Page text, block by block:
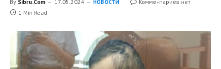
By Sibru.Com 17.05.2024 НОВОСТИ
Комментариев нет
1 Min Read